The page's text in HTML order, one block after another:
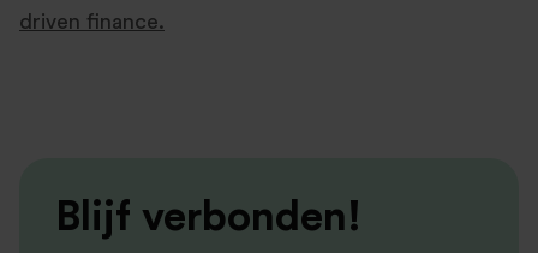
driven finance.
Blijf verbonden!